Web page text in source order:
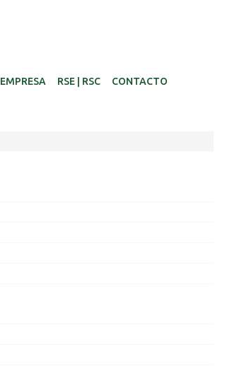
EMPRESA RSE | RSC CONTACTO